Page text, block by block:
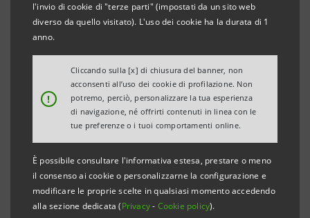
l'invio di cookie di "terze parti" (impostati da un sito web
diverso da quello visitato). L'uso dei cookie ha la durata di 1
anno.
!
Cliccando sulla [x] di chiusura del banner, non
acconsenti all’uso dei cookie di profilazione. Non
potremo, perciò, personalizzare la tua esperienza
di navigazione, né offrirti contenuti in linea con le
tue preferenze o i tuoi comportamenti online.
È possibile consultare l'informativa estesa, prestare o meno
il consenso ai cookie o personalizzarne la configurazione e
modificare le proprie scelte in qualsiasi momento accedendo
alla sezione dedicata (Privacy- Cookie policy).
COMUNITÀ E CULTURA
Continuo impegno verso la
cultura